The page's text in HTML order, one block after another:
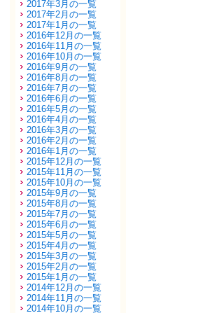
2017年3月の一覧
2017年2月の一覧
2017年1月の一覧
2016年12月の一覧
2016年11月の一覧
2016年10月の一覧
2016年9月の一覧
2016年8月の一覧
2016年7月の一覧
2016年6月の一覧
2016年5月の一覧
2016年4月の一覧
2016年3月の一覧
2016年2月の一覧
2016年1月の一覧
2015年12月の一覧
2015年11月の一覧
2015年10月の一覧
2015年9月の一覧
2015年8月の一覧
2015年7月の一覧
2015年6月の一覧
2015年5月の一覧
2015年4月の一覧
2015年3月の一覧
2015年2月の一覧
2015年1月の一覧
2014年12月の一覧
2014年11月の一覧
2014年10月の一覧